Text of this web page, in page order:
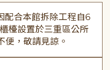
配合本館拆除工程自6
檯設置於三重區公所
便，敬請見諒。